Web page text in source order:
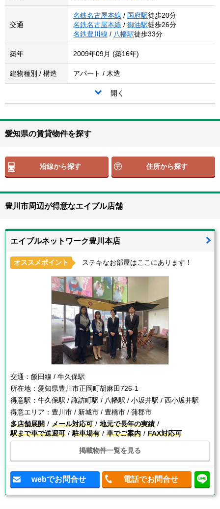
交通
名鉄名古屋本線 / 国府駅徒歩20分
名鉄名古屋本線 / 御油駅徒歩26分
名鉄豊川線 / 八幡駅徒歩33分
築年 2009年09月 (築16年)
建物種別 / 構造 アパート / 木造
開く
愛知県の賃貸物件を探す
沿線から探す 住所から探す
豊川市周辺が得意なエイブル店舗
エイブルネットワーク豊川本店
オススメポイント ステキなお部屋はここにあります！
交通： 飯田線 / 牛久保駅
所在地： 愛知県豊川市正岡町胡麻田726-1
得意駅： 牛久保駅 / 諏訪町駅 / 八幡駅 / 小坂井駅 / 西小坂井駅
得意エリア： 豊川市 / 新城市 / 豊橋市 / 蒲郡市
多店舗展開
メール対応可
地元で長年の実績
駅まで車で送迎可
駐車場有 車でご案内 FAX対応可
掲載物件一覧を見る
webでお問合せ 電話でお問合せ